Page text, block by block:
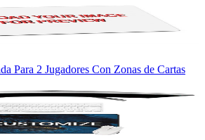
Para 2 Jugadores Con Zonas de Cartas